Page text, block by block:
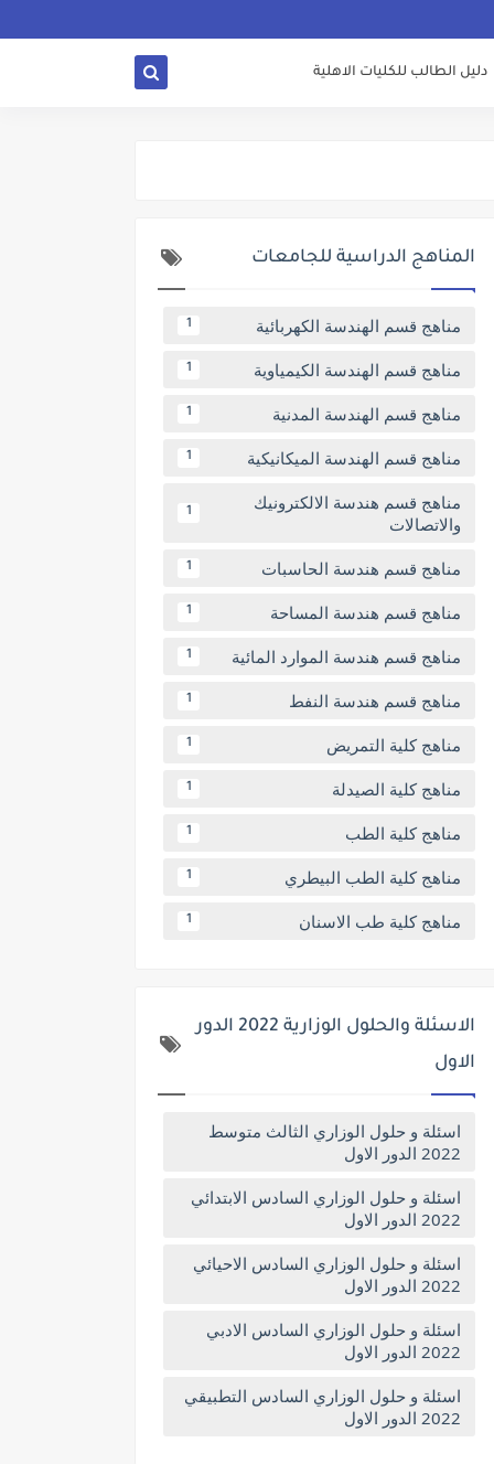
دليل الطالب للكليات الاهلية
المناهج الدراسية للجامعات
مناهج قسم الهندسة الكهربائية 1
مناهج قسم الهندسة الكيمياوية 1
مناهج قسم الهندسة المدنية 1
مناهج قسم الهندسة الميكانيكية 1
مناهج قسم هندسة الالكترونيك
والاتصالات
1
مناهج قسم هندسة الحاسبات 1
مناهج قسم هندسة المساحة 1
مناهج قسم هندسة الموارد المائية 1
مناهج قسم هندسة النفط 1
مناهج كلية التمريض 1
مناهج كلية الصيدلة 1
مناهج كلية الطب 1
مناهج كلية الطب البيطري 1
مناهج كلية طب الاسنان 1
الاسئلة والحلول الوزارية 2022 الدور
الاول
اسئلة و حلول الوزاري الثالث متوسط
2022 الدور الاول
اسئلة و حلول الوزاري السادس الابتدائي
2022 الدور الاول
اسئلة و حلول الوزاري السادس الاحيائي
2022 الدور الاول
اسئلة و حلول الوزاري السادس الادبي
2022 الدور الاول
اسئلة و حلول الوزاري السادس التطبيقي
2022 الدور الاول